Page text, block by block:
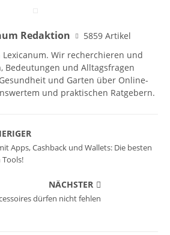
Redaktion
5859 Artikel
Lexicanum. Wir recherchieren und
Bedeutungen und Alltagsfragen
und Garten über Online-
und praktischen Ratgebern.
Apps, Cashback und Wallets: Die besten
NÄCHSTER
dürfen nicht fehlen